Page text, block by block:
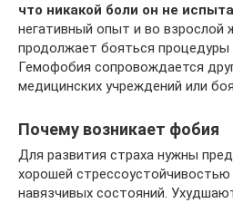
что никакой боли он не
негативный опыт и во взрослой
продолжает бояться процедуры
Гемофобия сопровождается
медицинских учреждений или
Почему возникает фобия
Для развития страха нужны
хорошей
навязчивых состояний.